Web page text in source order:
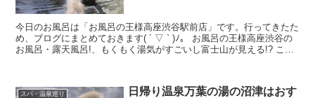
今日のお風呂は「お風呂の王様高座渋谷駅前店」です。行ってきたた
め、ブログにまとめておきます( ´ ▽ ` )ﾉ。 お風呂の王様高座渋谷の
お風呂・露天風呂!、もくもく湯気がすごいし富士山が見える!? この
スパ・温泉巡り
日帰り温泉万葉の湯の沼津はおす